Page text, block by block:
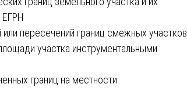
ЕГРН
пересечений границ смежных участков
участка инструментальными
границ на местности